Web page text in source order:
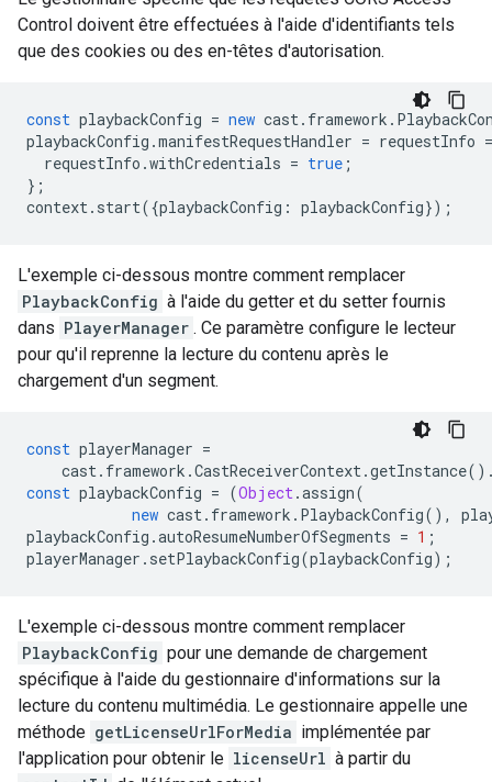
Control doivent être effectuées à l'aide d'identifiants tels
que des cookies ou des en-têtes d'autorisation.
const playbackConfig = new cast. framework .
playbackConfig .manifestRequestHandler = requestInfo =
requestInfo .withCredentials = true ;
};
context. start({playbackConfig : playbackConfig});
L'exemple ci-dessous montre comment remplacer
PlaybackConfig à l'aide du getter et du setter fournis
dans PlayerManager . Ce paramètre configure le lecteur
pour qu'il reprenne la lecture du contenu après le
chargement d'un segment.
const playerManager =
cast. framework .CastReceiverContext.getInstance
const playbackConfig = (Object.assign(
new cast. framework . PlaybackConfig(),
playbackConfig .autoResumeNumberOfSegments = 1 ;
playerManager . setPlaybackConfig(playbackConfig);
L'exemple ci-dessous montre comment remplacer
PlaybackConfig pour une demande de chargement
spécifique à l'aide du gestionnaire d'informations sur la
lecture du contenu multimédia. Le gestionnaire appelle une
méthode getLicenseUrlForMedia implémentée par
l'application pour obtenir le licenseUrl à partir du